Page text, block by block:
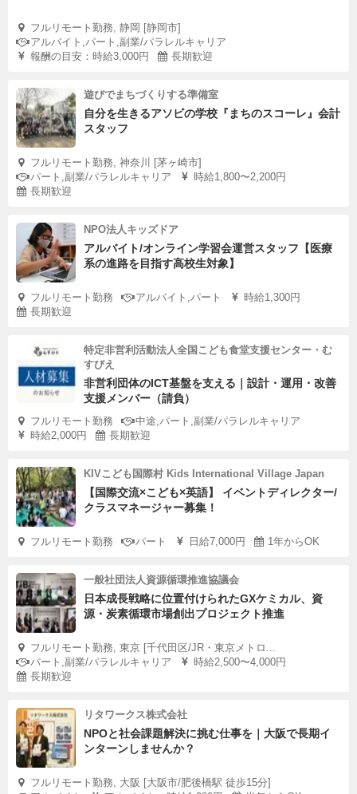
フルリモート勤務, 静岡 [静岡市]
アルバイト,パート,副業/パラレルキャリア
報酬の目安：時給3,000円
長期歓迎
遊びでまちづくりする準備室
自分を生きるアソビの学校『まちのスコーレ』会計
スタッフ
フルリモート勤務, 神奈川 [茅ヶ崎市]
パート,副業/パラレルキャリア
時給1,800〜2,200円
長期歓迎
NPO法人キッズドア
アルバイト/オンライン学習会運営スタッフ【医療
系の進路を目指す高校生対象】
フルリモート勤務 アルバイト,パート
時給1,300円
長期歓迎
特定非営利活動法人全国こども食堂支援センター・む
すびえ
非営利団体のICT基盤を支える｜設計・運用・改善
支援メンバー（請負）
フルリモート勤務
中途,パート,副業/パラレルキャリア
時給2,000円
長期歓迎
KIVこども国際村 Kids International Village Japan
【国際交流×こども×英語】 イベントディレクター/
クラスマネージャー募集！
フルリモート勤務 パート 日給7,000円 1年からOK
一般社団法人資源循環推進協議会
日本成長戦略に位置付けられたGXケミカル、資
源・炭素循環市場創出プロジェクト推進
フルリモート勤務, 東京 [千代田区/JR・東京メトロ...
パート,副業/パラレルキャリア
時給2,500〜4,000円
長期歓迎
リタワークス株式会社
NPOと社会課題解決に挑む仕事を｜大阪で長期イ
ンターンしませんか？
フルリモート勤務, 大阪 [大阪市/肥後橋駅 徒歩15分]